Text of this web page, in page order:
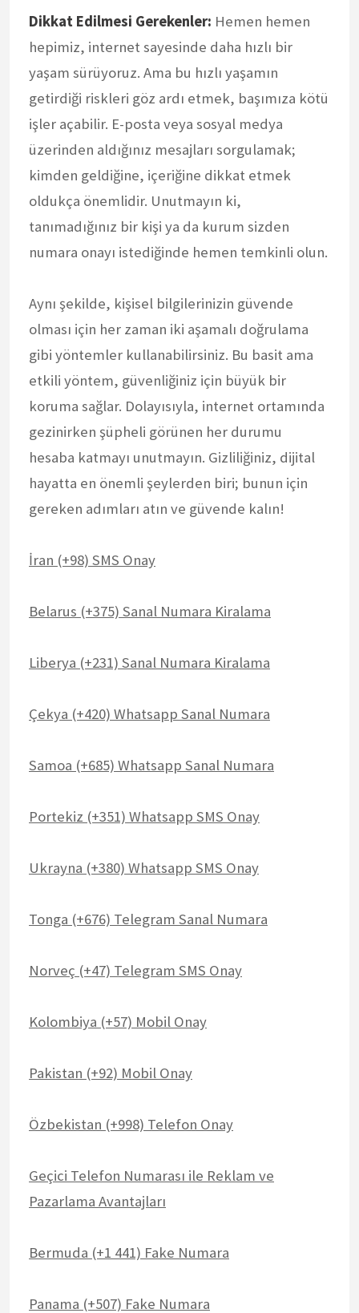
Dikkat Edilmesi Gerekenler: Hemen hemen
hepimiz, internet sayesinde daha hızlı bir
yaşam sürüyoruz. Ama bu hızlı yaşamın
getirdiği riskleri göz ardı etmek, başımıza kötü
işler açabilir. E-posta veya sosyal medya
üzerinden aldığınız mesajları sorgulamak;
kimden geldiğine, içeriğine dikkat etmek
oldukça önemlidir. Unutmayın ki,
tanımadığınız bir kişi ya da kurum sizden
numara onayı istediğinde hemen temkinli olun.
Aynı şekilde, kişisel bilgilerinizin güvende
olması için her zaman iki aşamalı doğrulama
gibi yöntemler kullanabilirsiniz. Bu basit ama
etkili yöntem, güvenliğiniz için büyük bir
koruma sağlar. Dolayısıyla, internet ortamında
gezinirken şüpheli görünen her durumu
hesaba katmayı unutmayın. Gizliliğiniz, dijital
hayatta en önemli şeylerden biri; bunun için
gereken adımları atın ve güvende kalın!
İran (+98) SMS Onay
Belarus (+375) Sanal Numara Kiralama
Liberya (+231) Sanal Numara Kiralama
Çekya (+420) Whatsapp Sanal Numara
Samoa (+685) Whatsapp Sanal Numara
Portekiz (+351) Whatsapp SMS Onay
Ukrayna (+380) Whatsapp SMS Onay
Tonga (+676) Telegram Sanal Numara
Norveç (+47) Telegram SMS Onay
Kolombiya (+57) Mobil Onay
Pakistan (+92) Mobil Onay
Özbekistan (+998) Telefon Onay
Geçici Telefon Numarası ile Reklam ve
Pazarlama Avantajları
Bermuda (+1 441) Fake Numara
Panama (+507) Fake Numara